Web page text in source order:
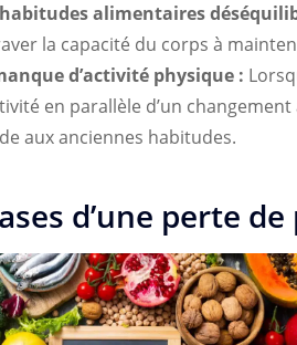
alimentaires
la capacité du corps à
d’activité physique :
en parallèle d’un
aux anciennes habitudes.
d’une perte